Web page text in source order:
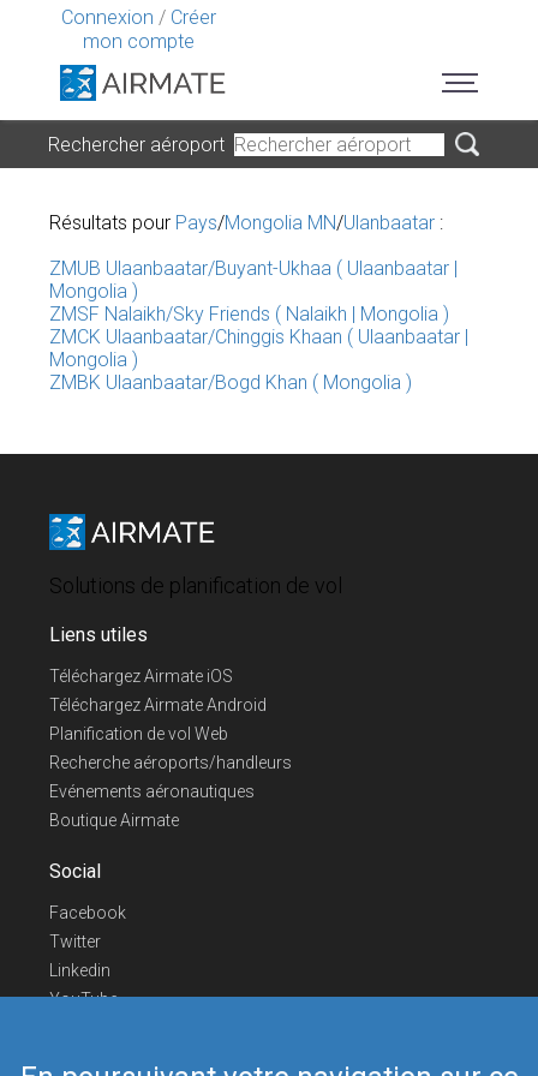
Connexion / Créer
mon compte
Rechercher aéroport
Résultats pour Pays/Mongolia MN/Ulanbaatar :
ZMUB Ulaanbaatar/Buyant-Ukhaa ( Ulaanbaatar |
Mongolia )
ZMSF Nalaikh/Sky Friends ( Nalaikh | Mongolia )
ZMCK Ulaanbaatar/Chinggis Khaan ( Ulaanbaatar |
Mongolia )
ZMBK Ulaanbaatar/Bogd Khan ( Mongolia )
Solutions de planification de vol
Liens utiles
Téléchargez Airmate iOS
Téléchargez Airmate Android
Planification de vol Web
Recherche aéroports/handleurs
Evénements aéronautiques
Boutique Airmate
Social
Facebook
Twitter
Linkedin
YouTube